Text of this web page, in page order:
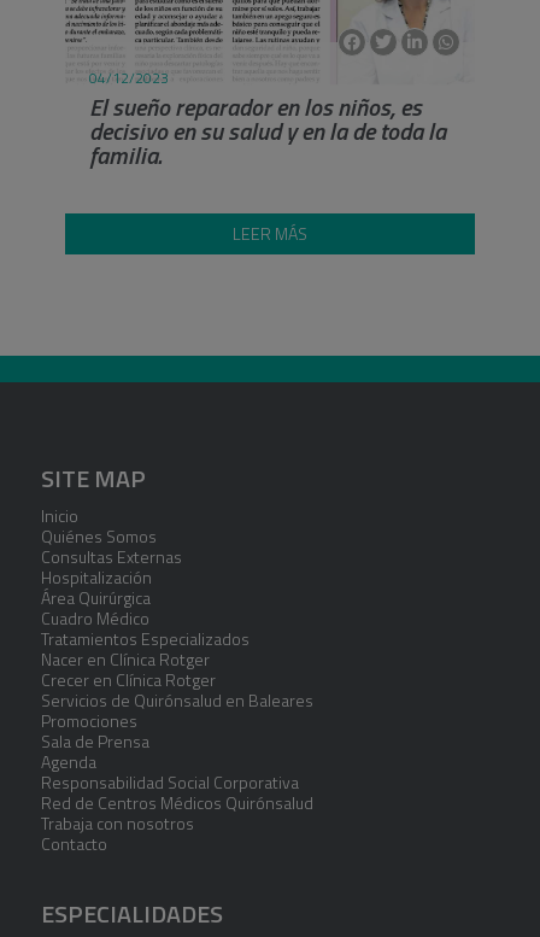
04/12/2023
El sueño reparador en los niños, es
decisivo en su salud y en la de toda la
familia.
LEER MÁS
SITE MAP
Inicio
Quiénes Somos
Consultas Externas
Hospitalización
Área Quirúrgica
Cuadro Médico
Tratamientos Especializados
Nacer en Clínica Rotger
Crecer en Clínica Rotger
Servicios de Quirónsalud en Baleares
Promociones
Sala de Prensa
Agenda
Responsabilidad Social Corporativa
Red de Centros Médicos Quirónsalud
Trabaja con nosotros
Contacto
ESPECIALIDADES